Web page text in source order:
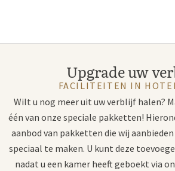
Upgrade uw
FACILITEITEN IN
Wilt u nog meer uit uw verblijf halen?
één van onze speciale pakketten!
aanbod van pakketten die wij
speciaal te maken. U kunt deze
nadat u een kamer heeft geboekt via